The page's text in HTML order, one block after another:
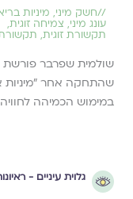
//חשק מיני, מיניות
עונג מיני, צמיחה זוגית,
תקשורת זוגית,
שולמית שפרבר
במימוש הכמיהה
גלוית עיניים -